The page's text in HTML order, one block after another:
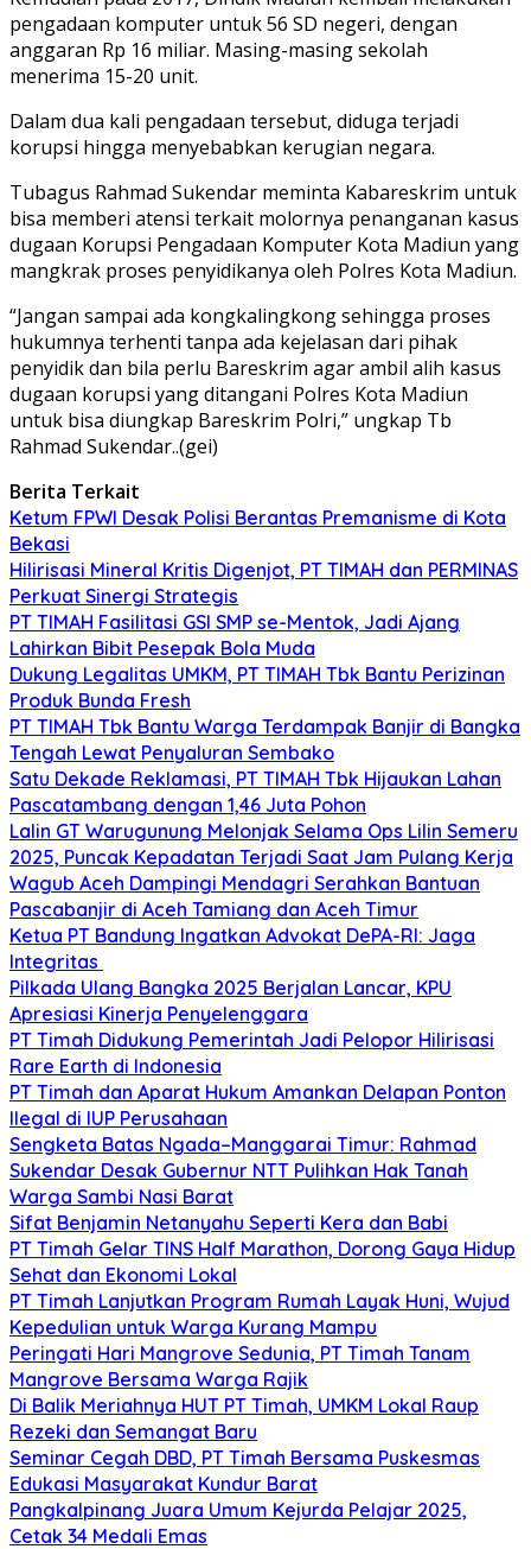
pengadaan komputer untuk 56 SD negeri, dengan
anggaran Rp 16 miliar. Masing-masing sekolah
menerima 15-20 unit.
Dalam dua kali pengadaan tersebut, diduga terjadi
korupsi hingga menyebabkan kerugian negara.
Tubagus Rahmad Sukendar meminta Kabareskrim untuk
bisa memberi atensi terkait molornya penanganan kasus
dugaan Korupsi Pengadaan Komputer Kota Madiun yang
mangkrak proses penyidikanya oleh Polres Kota Madiun.
“Jangan sampai ada kongkalingkong sehingga proses
hukumnya terhenti tanpa ada kejelasan dari pihak
penyidik dan bila perlu Bareskrim agar ambil alih kasus
dugaan korupsi yang ditangani Polres Kota Madiun
untuk bisa diungkap Bareskrim Polri,” ungkap Tb
Rahmad Sukendar..(gei)
Berita Terkait
Ketum FPWI Desak Polisi Berantas Premanisme di Kota
Bekasi
Hilirisasi Mineral Kritis Digenjot, PT TIMAH dan PERMINAS
Perkuat Sinergi Strategis
PT TIMAH Fasilitasi GSI SMP se-Mentok, Jadi Ajang
Lahirkan Bibit Pesepak Bola Muda
Dukung Legalitas UMKM, PT TIMAH Tbk Bantu Perizinan
Produk Bunda Fresh
PT TIMAH Tbk Bantu Warga Terdampak Banjir di Bangka
Tengah Lewat Penyaluran Sembako
Satu Dekade Reklamasi, PT TIMAH Tbk Hijaukan Lahan
Pascatambang dengan 1,46 Juta Pohon
Lalin GT Warugunung Melonjak Selama Ops Lilin Semeru
2025, Puncak Kepadatan Terjadi Saat Jam Pulang Kerja
Wagub Aceh Dampingi Mendagri Serahkan Bantuan
Pascabanjir di Aceh Tamiang dan Aceh Timur
Ketua PT Bandung Ingatkan Advokat DePA-RI: Jaga
Integritas
Pilkada Ulang Bangka 2025 Berjalan Lancar, KPU
Apresiasi Kinerja Penyelenggara
PT Timah Didukung Pemerintah Jadi Pelopor Hilirisasi
Rare Earth di Indonesia
PT Timah dan Aparat Hukum Amankan Delapan Ponton
Ilegal di IUP Perusahaan
Sengketa Batas Ngada–Manggarai Timur: Rahmad
Sukendar Desak Gubernur NTT Pulihkan Hak Tanah
Warga Sambi Nasi Barat
Sifat Benjamin Netanyahu Seperti Kera dan Babi
PT Timah Gelar TINS Half Marathon, Dorong Gaya Hidup
Sehat dan Ekonomi Lokal
PT Timah Lanjutkan Program Rumah Layak Huni, Wujud
Kepedulian untuk Warga Kurang Mampu
Peringati Hari Mangrove Sedunia, PT Timah Tanam
Mangrove Bersama Warga Rajik
Di Balik Meriahnya HUT PT Timah, UMKM Lokal Raup
Rezeki dan Semangat Baru
Seminar Cegah DBD, PT Timah Bersama Puskesmas
Edukasi Masyarakat Kundur Barat
Pangkalpinang Juara Umum Kejurda Pelajar 2025,
Cetak 34 Medali Emas